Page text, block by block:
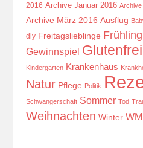
2016 Archive Januar 2016 Archive
Archive März 2016 Ausflug
diy Freitagslieblinge Frühling
Gewinnspiel Glutenfrei
Kindergarten Krankenhaus
Natur Pflege Politik
Schwangerschaft Sommer Tod
Weihnachten Winter